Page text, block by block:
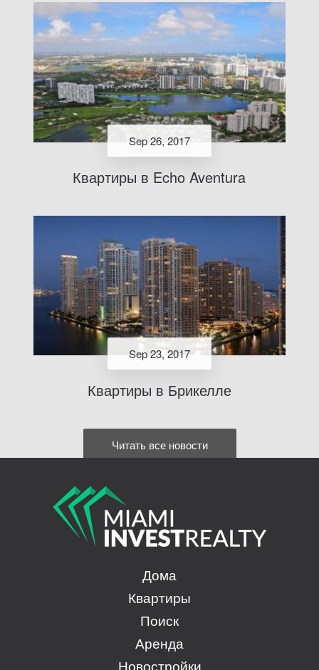
Sep 26, 2017
Квартиры в Echo Aventura
Sep 23, 2017
Квартиры в Брикелле
Читать все новости
Дома
Квартиры
Поиск
Аренда
Новостройки